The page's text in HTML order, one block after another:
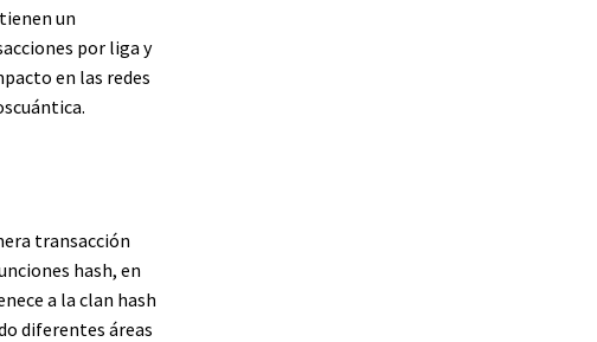
un
por liga y
en las redes
transacción
hash, en
a la clan hash
diferentes áreas